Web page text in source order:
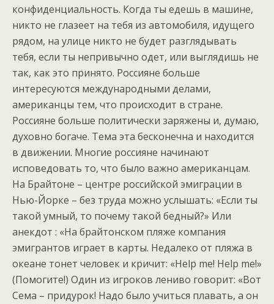
конфиденциальность. Когда ты едешь в машине,
никто не глазеет на тебя из автомобиля, идущего
рядом, на улице никто не будет разглядывать
тебя, если ты непривычно одет, или выглядишь не
так, как это принято. Россияне больше
интересуются международными делами,
американцы тем, что происходит в стране.
Россияне больше политически заряжены и, думаю,
духовно богаче. Тема эта бесконечна и находится
в движении. Многие россияне начинают
исповедовать то, что было важно американцам.
На Брайтоне – центре российской эмиграции в
Нью-Йорке – без труда можно услышать: «Если ты
такой умный, то почему такой бедный?» Или
анекдот : «На брайтонском пляже компания
эмигрантов играет в карты. Недалеко от пляжа в
океане тонет человек и кричит: «Help me! Help me!»
(Помогите!) Один из игроков лениво говорит: «Вот
Сема – придурок! Надо было учиться плавать, а он